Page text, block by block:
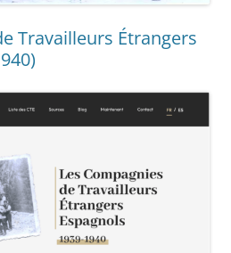
Travailleurs Étrangers